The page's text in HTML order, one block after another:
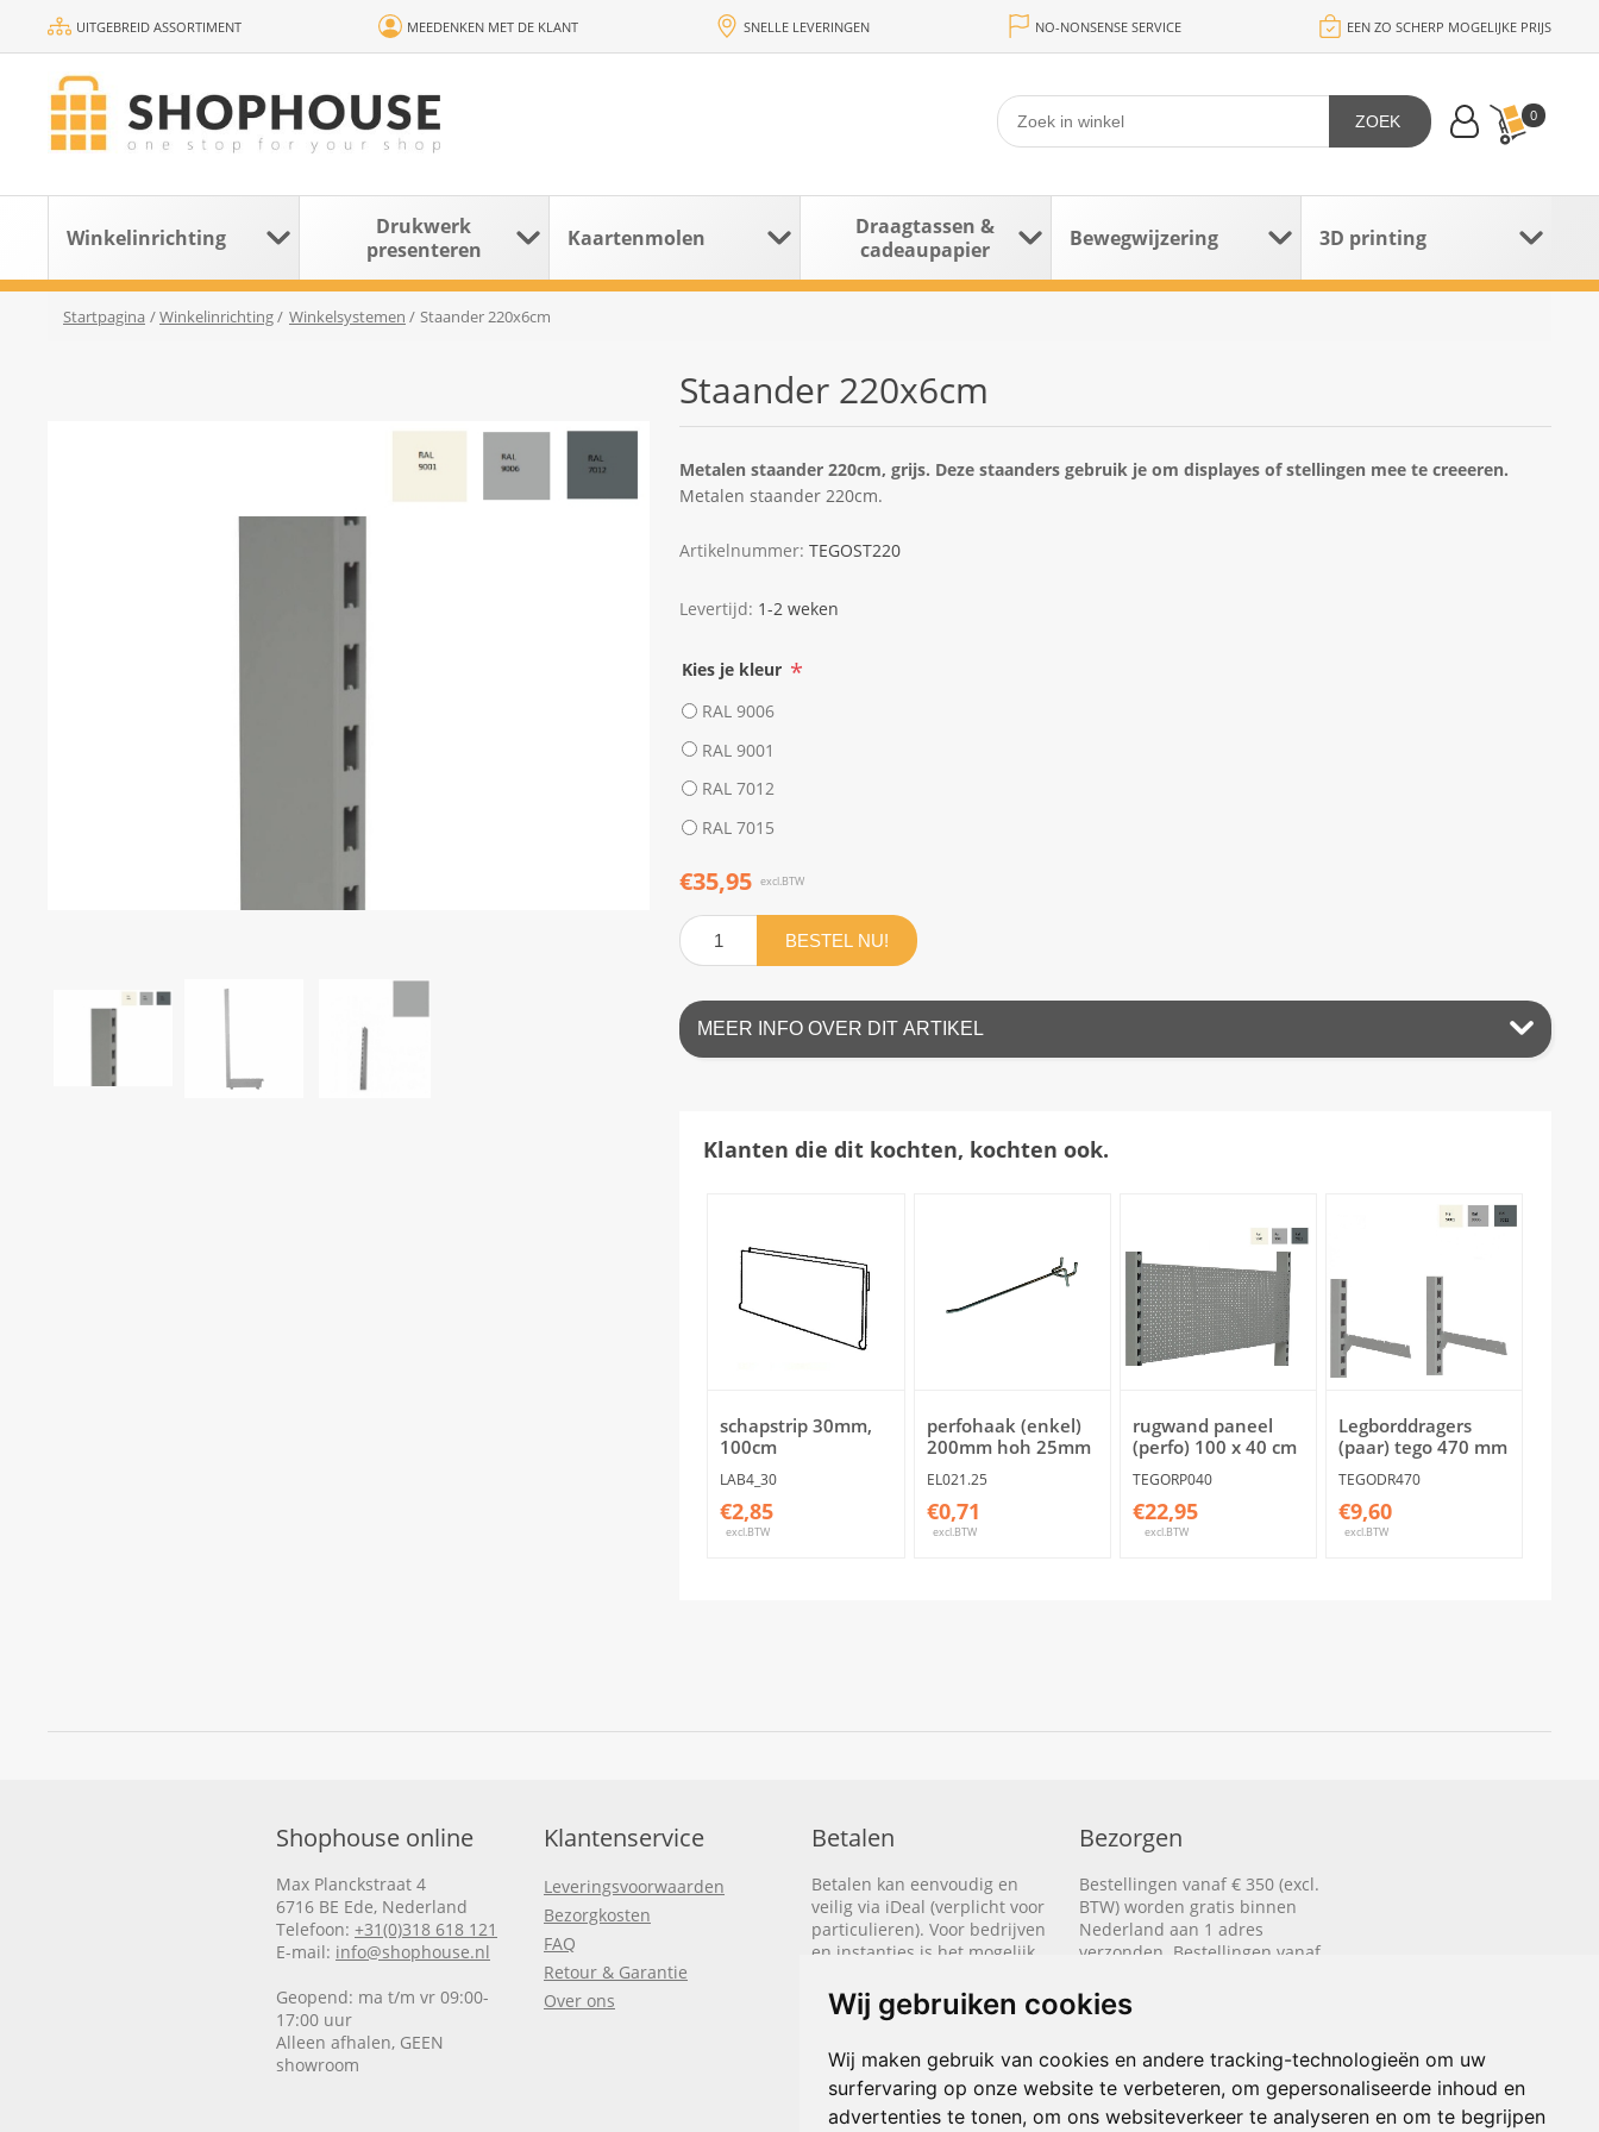
Wij gebruiken cookies
Wij maken gebruik van cookies en andere tracking-technologieën om uw
surfervaring op onze website te verbeteren, om gepersonaliseerde inhoud en
advertenties te tonen, om ons websiteverkeer te analyseren en om te begrijpen
UITGEBREID ASSORTIMENT MEEDENKEN MET DE KLANT SNELLE LEVERINGEN NO-NONSENSE SERVICE EEN ZO SCHERP MOGELIJKE PRIJS
0
ZOEK
Winkelinrichting
Drukwerk
presenteren
Kaartenmolen
Draagtassen &
cadeaupapier
Bewegwijzering 3D printing
Startpagina /Winkelinrichting/ Winkelsystemen / Staander 220x6cm
Staander 220x6cm
Metalen staander 220cm, grijs. Deze staanders gebruik je om displayes of stellingen mee te creeeren.
Metalen staander 220cm.
Artikelnummer: TEGOST220
Levertijd: 1-2 weken
Kies je kleur *
RAL 9006
RAL 9001
RAL 7012
RAL 7015
€35,95 excl.BTW
BESTEL NU!
MEER INFO OVER DIT ARTIKEL
Klanten die dit kochten, kochten ook.
schapstrip 30mm,
100cm
LAB4_30
€2,85
excl.BTW
perfohaak (enkel)
200mm hoh 25mm
EL021.25
€0,71
excl.BTW
rugwand paneel
(perfo) 100 x 40 cm
TEGORP040
€22,95
excl.BTW
Legborddragers
(paar) tego 470 mm
TEGODR470
€9,60
excl.BTW
Shophouse online
Max Planckstraat 4
6716 BE Ede, Nederland
Telefoon: +31(0)318 618 121
E-mail: info@shophouse.nl
Geopend: ma t/m vr 09:00-
17:00 uur
Alleen afhalen, GEEN
showroom
Klantenservice
Leveringsvoorwaarden
Bezorgkosten
FAQ
Retour & Garantie
Over ons
Betalen
Betalen kan eenvoudig en
veilig via iDeal (verplicht voor
particulieren). Voor bedrijven
en instanties is het mogelijk
We sturen je dan een factuur
nadat de bestelling is
Klik hier om meer te lezen of
bel+31(0)318 618 121
Bezorgen
Bestellingen vanaf € 350 (excl.
BTW) worden gratis binnen
Nederland aan 1 adres
verzonden. Bestellingen vanaf
gratis naar België aan 1 adres
verzonden.
Lees hier hoe het bezorgen
werkt.